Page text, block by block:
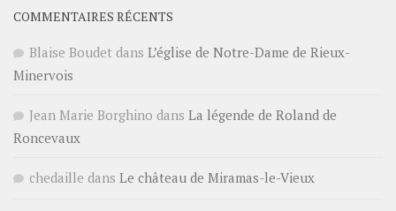
COMMENTAIRES RÉCENTS
Blaise Boudet dans L’église de Notre-Dame de Rieux-
Minervois
Jean Marie Borghino dans La légende de Roland de
Roncevaux
chedaille dans Le château de Miramas-le-Vieux